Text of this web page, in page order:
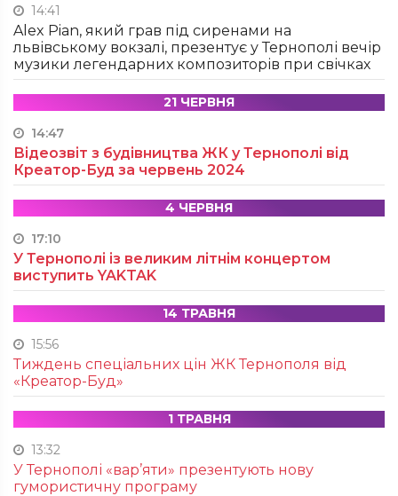
14:41
Alex Pian, який грав під сиренами на
львівському вокзалі, презентує у Тернополі вечір
музики легендарних композиторів при свічках
21 ЧЕРВНЯ
14:47
Відеозвіт з будівництва ЖК у Тернополі від
Креатор-Буд за червень 2024
4 ЧЕРВНЯ
17:10
У Тернополі із великим літнім концертом
виступить YAKTAK
14 ТРАВНЯ
15:56
Тиждень спеціальних цін ЖК Тернополя від
«Креатор-Буд»
1 ТРАВНЯ
13:32
У Тернополі «вар’яти» презентують нову
гумористичну програму